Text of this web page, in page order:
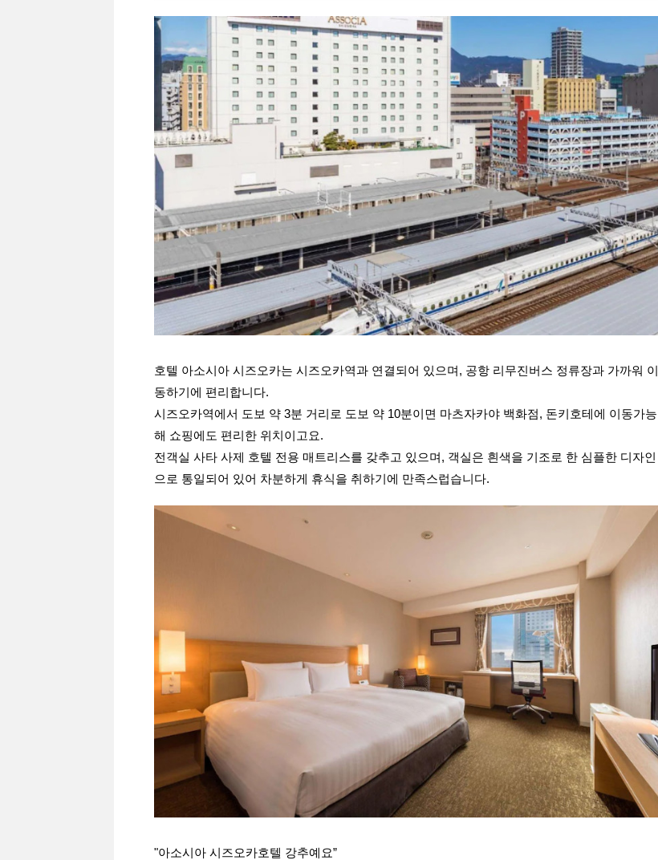
호텔 아소시아 시즈오카는 시즈오카역과 연결되어 있으며, 공항 리무진버스 정류장과 가까워 이
동하기에 편리합니다.
시즈오카역에서 도보 약 3분 거리로 도보 약 10분이면 마츠자카야 백화점, 돈키호테에 이동가능
해 쇼핑에도 편리한 위치이고요.
전객실 사타 사제 호텔 전용 매트리스를 갖추고 있으며, 객실은 흰색을 기조로 한 심플한 디자인
으로 통일되어 있어 차분하게 휴식을 취하기에 만족스럽습니다.
"아소시아 시즈오카호텔 강추예요”